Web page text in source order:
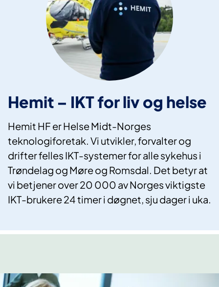
Hemit – IKT for liv og helse
Hemit HF er Helse Midt-Norges
teknologiforetak. Vi utvikler, forvalter og
drifter felles IKT-systemer for alle sykehus i
Trøndelag og Møre og Romsdal. Det betyr at
vi betjener over 20 000 av Norges viktigste
IKT-brukere 24 timer i døgnet, sju dager i uka.